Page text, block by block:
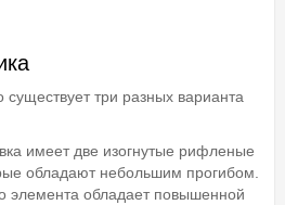
существует три разных варианта
имеет две изогнутые рифленые
обладают небольшим прогибом.
элемента обладает повышенной